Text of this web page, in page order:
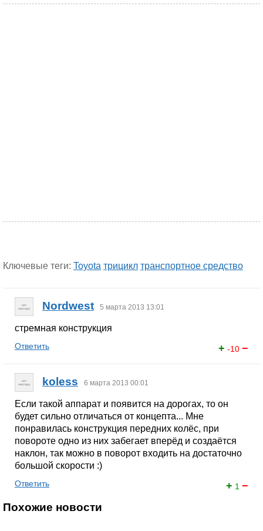
Ключевые теги: Toyota трицикл транспортное средство
Nordwest 5 марта 2013 13:01
стремная конструкция
+ -10 −
Ответить
koless 6 марта 2013 00:01
Если такой аппарат и появится на дорогах, то он
будет сильно отличаться от концепта... Мне
понравилась конструкция передних колёс, при
повороте одно из них забегает вперёд и создаётся
наклон, так можно в поворот входить на достаточно
большой скорости :)
+ 1 −
Ответить
Похожие новости